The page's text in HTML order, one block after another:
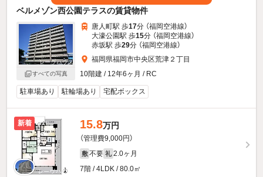
ベルメゾン西公園テラスの賃貸物件
すべての写真
唐人町駅 歩17分 （福岡空港線）
大濠公園駅 歩15分 （福岡空港線）
赤坂駅 歩29分 （福岡空港線）
福岡県福岡市中央区荒津２丁目
10階建 / 12年6ヶ月 / RC
駐車場あり 駐輪場あり 宅配ボックス
新着 15.8万円
（管理費9,000円）
敷 不要 礼 2.0ヶ月
7階 / 4LDK / 80.0㎡